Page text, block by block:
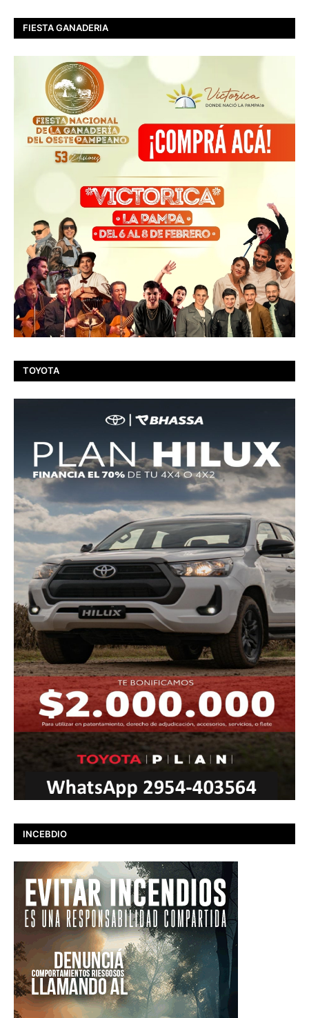
FIESTA GANADERIA
TOYOTA
INCEBDIO